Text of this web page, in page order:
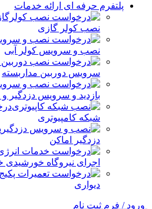
پلتفرم حرفه ای ارائه خدمات
نصب کولر گازی
نصب و سرویس کولر آبی
سرویس دوربین مداربسته
بازدید و سرویس دزدگیر
شبکه کامپیوتری
دزدگیر اماکن
اجرای نیروگاه خورشیدی
دیواری
ورود / فرم ثبت نام